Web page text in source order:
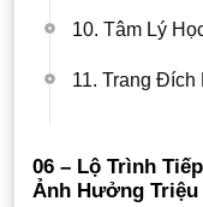
10. Tâm Lý
11. Trang Đích
06 – Lộ Trình
Ảnh Hưởng